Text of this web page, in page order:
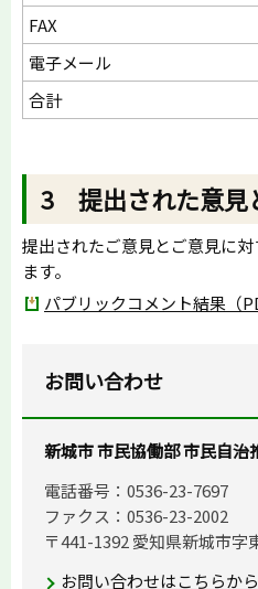
FAX
電子メール
合計
3 提出された意見
提出されたご意見とご意見に
ます。
パブリックコメント結果（
お問い合わせ
新城市 市民協働部 市民自治
電話番号：0536-23-7697
ファクス：0536-23-2002
〒441-1392 愛知県新城市字
お問い合わせはこちらから